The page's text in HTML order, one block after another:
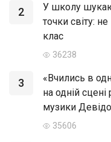
2
У школу
точки світу:
клас
36238
3
«Вчились в
на одній
музики
35606